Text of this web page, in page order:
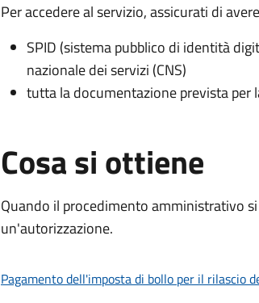
Per accedere al servizio, assicurati di
SPID (sistema pubblico di identità
nazionale dei servizi (CNS)
tutta la documentazione prevista per
Cosa si ottiene
Quando il procedimento amministrativo
un'autorizzazione.
Pagamento dell'imposta di bollo per il rilascio